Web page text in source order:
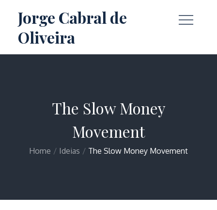
content
Jorge Cabral de
Oliveira
The Slow Money
Movement
Home Ideias The Slow Money Movement